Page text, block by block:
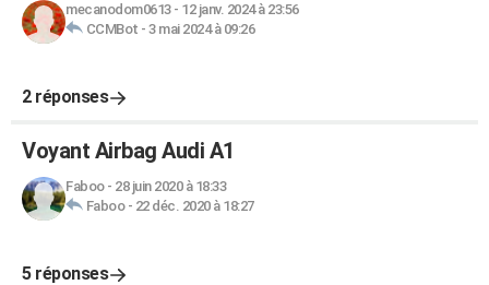
mecanodom0613- 12 janv. 2024 à 23:56
CCMBot - 3 mai 2024 à 09:26
2 réponses
Voyant Airbag Audi A1
Faboo- 28 juin 2020 à 18:33
Faboo- 22 déc. 2020 à 18:27
5 réponses